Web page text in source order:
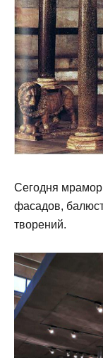
Сегодня
фасадов,
творений.